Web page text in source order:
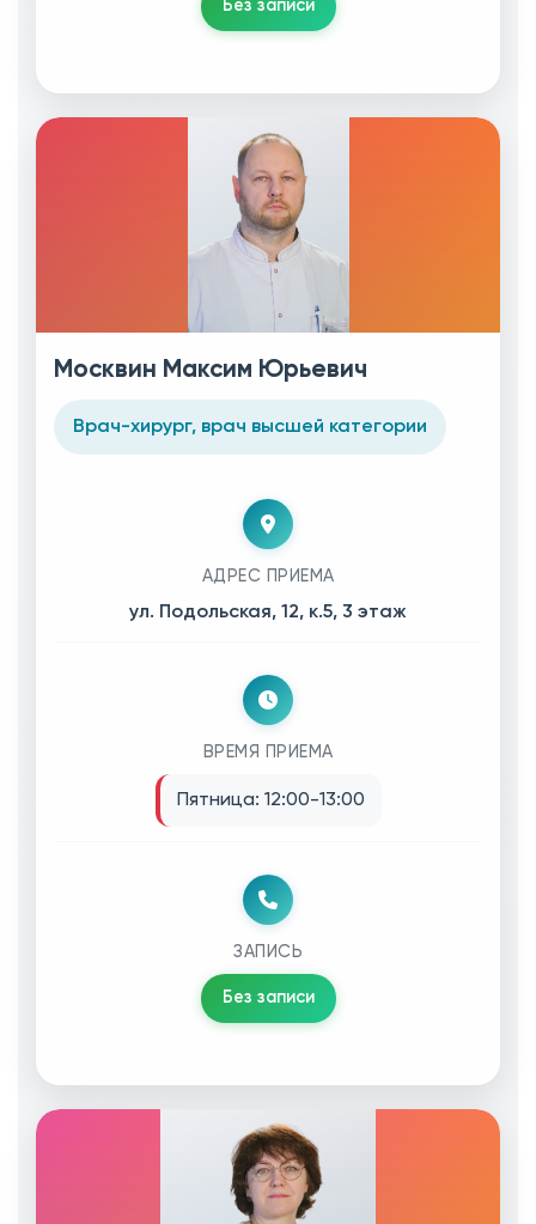
Без записи
Москвин Максим Юрьевич
Врач-хирург, врач высшей категории
АДРЕС ПРИЕМА
ул. Подольская, 12, к.5, 3 этаж
ВРЕМЯ ПРИЕМА
Пятница: 12:00-13:00
ЗАПИСЬ
Без записи